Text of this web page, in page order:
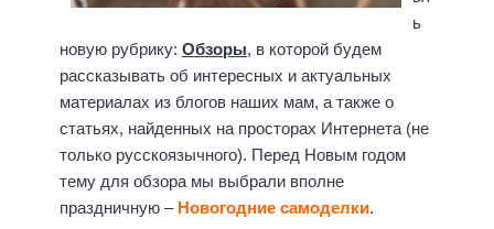
ь
новую рубрику: Обзоры, в которой будем
рассказывать об интересных и актуальных
материалах из блогов наших мам, а также о
статьях, найденных на просторах Интернета (не
только русскоязычного). Перед Новым годом
тему для обзора мы выбрали вполне
праздничную – Новогодние самоделки.